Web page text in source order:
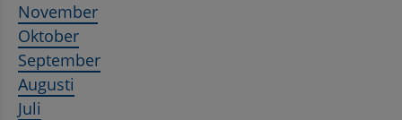
November
Oktober
September
Augusti
Juli